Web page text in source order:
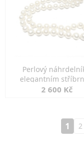
Perlový
elegantním
zapínáním
2 600 Kč
1 2